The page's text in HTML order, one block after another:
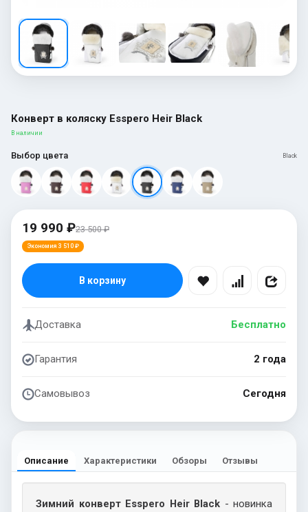
Конверт в коляску Esspero Heir Black
В наличии
Выбор цвета Black
19 990 ₽23 500 ₽
Экономия 3 510 ₽
В корзину
Доставка Бесплатно
Гарантия 2 года
Самовывоз Сегодня
Описание Характеристики Обзоры Отзывы
Зимний конверт Esspero Heir Black - новинка